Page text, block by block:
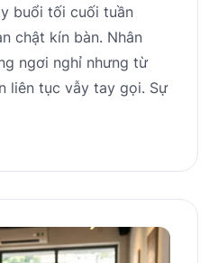
buổi tối cuối tuần
chật kín bàn. Nhân
ngơi nghỉ nhưng từ
liên tục vẫy tay gọi. Sự